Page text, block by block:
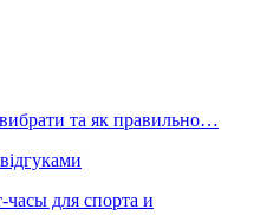
та як правильно…
для спорта и